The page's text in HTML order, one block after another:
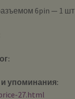
6pin — 1 шт
упоминания:
27.html